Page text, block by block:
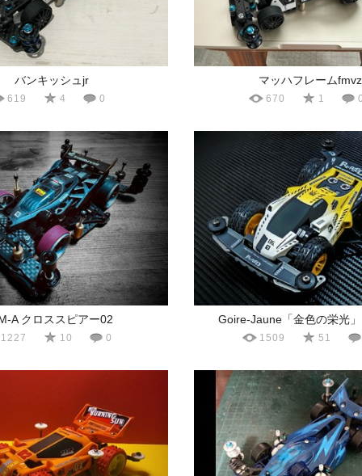
バンキッシュjr
619 4 0
マッハフレームfmvz
670 1
A クロススピアー02
1227 10 0
Goire-Jaune「金色の栄光
1509 51